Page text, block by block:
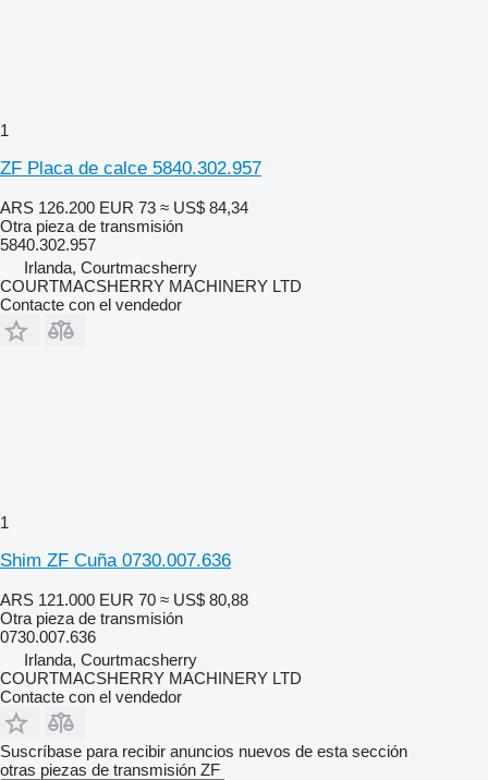
1
ZF Placa de calce 5840.302.957
ARS 126.200 EUR 73 ≈ US$ 84,34
Otra pieza de transmisión
5840.302.957
Irlanda, Courtmacsherry
COURTMACSHERRY MACHINERY LTD
Contacte con el vendedor
1
Shim ZF Cuña 0730.007.636
ARS 121.000 EUR 70 ≈ US$ 80,88
Otra pieza de transmisión
0730.007.636
Irlanda, Courtmacsherry
COURTMACSHERRY MACHINERY LTD
Contacte con el vendedor
Suscríbase para recibir anuncios nuevos de esta sección
otras piezas de transmisión ZF